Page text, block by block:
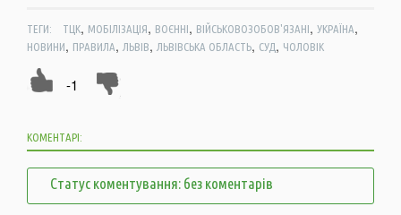
ТЕГИ: ТЦК, МОБІЛІЗАЦІЯ, ВОЄННІ, ВІЙСЬКОВОЗОБОВ'ЯЗАНІ, УКРАЇНА,
НОВИНИ, ПРАВИЛА, ЛЬВІВ, ЛЬВІВСЬКА ОБЛАСТЬ, СУД, ЧОЛОВІК
-1
КОМЕНТАРІ:
Статус коментування: без коментарів